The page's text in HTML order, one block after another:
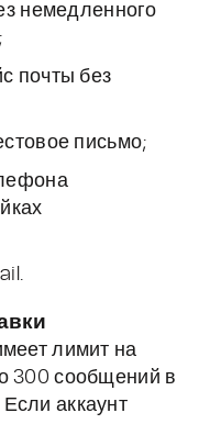
немедленного
почты без
письмо;
лимит на
300 сообщений в
аккаунт